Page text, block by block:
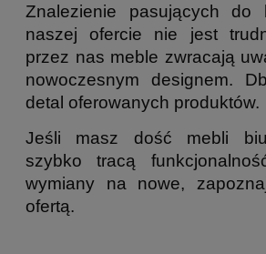
Znalezienie pasujących do
naszej ofercie nie jest
przez nas meble zwracają
nowoczesnym designem.
detal oferowanych produktów.
Jeśli masz dość mebli
szybko tracą
wymiany na nowe,
ofertą.